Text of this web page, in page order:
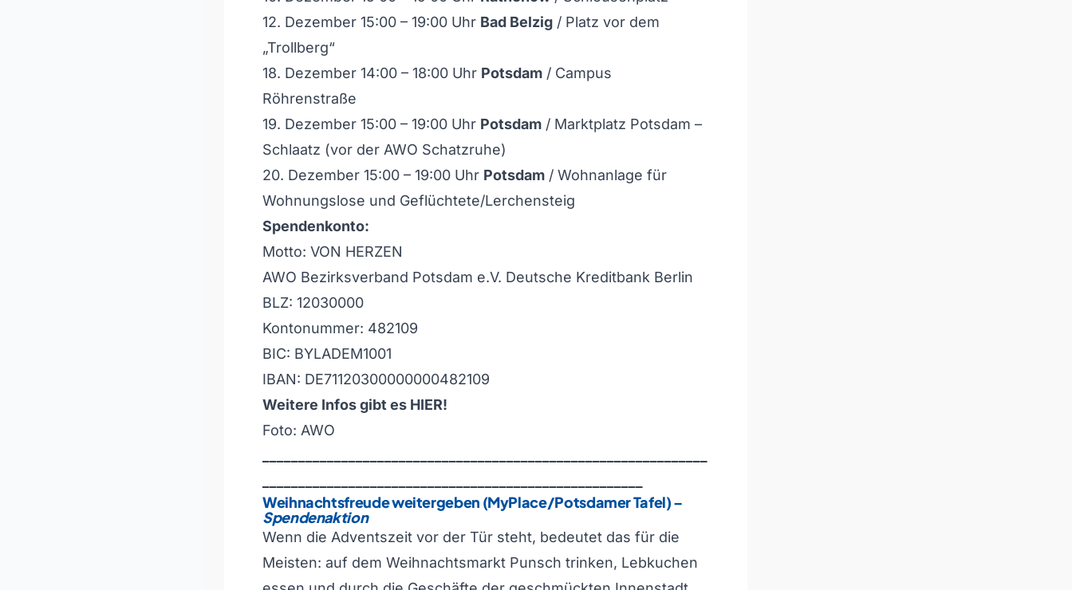
12. Dezember 15:00 – 19:00 Uhr Bad Belzig / Platz vor dem
„Trollberg“
18. Dezember 14:00 – 18:00 Uhr Potsdam / Campus
Röhrenstraße
19. Dezember 15:00 – 19:00 Uhr Potsdam / Marktplatz Potsdam –
Schlaatz (vor der AWO Schatzruhe)
20. Dezember 15:00 – 19:00 Uhr Potsdam / Wohnanlage für
Wohnungslose und Geflüchtete/Lerchensteig
Spendenkonto:
Motto: VON HERZEN
AWO Bezirksverband Potsdam e.V. Deutsche Kreditbank Berlin
BLZ: 12030000
Kontonummer: 482109
BIC: BYLADEM1001
IBAN: DE71120300000000482109
Weitere Infos gibt es HIER!
Foto: AWO
Weihnachtsfreude weitergeben (MyPlace/Potsdamer Tafel)–
Spendenaktion
Wenn die Adventszeit vor der Tür steht, bedeutet das für die
Meisten: auf dem Weihnachtsmarkt Punsch trinken, Lebkuchen